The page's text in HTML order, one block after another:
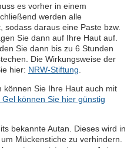
es vorher in einem
werden alle
daraus eine Paste bzw.
Sie dann auf Ihre Haut auf.
Sie dann bis zu 6 Stunden
Die Wirkungsweise der
hier: NRW-Stiftung
können Sie Ihre Haut auch mit
Gel können Sie hier günstig
bekannte Autan. Dieses wird in
Mückenstiche zu verhindern.